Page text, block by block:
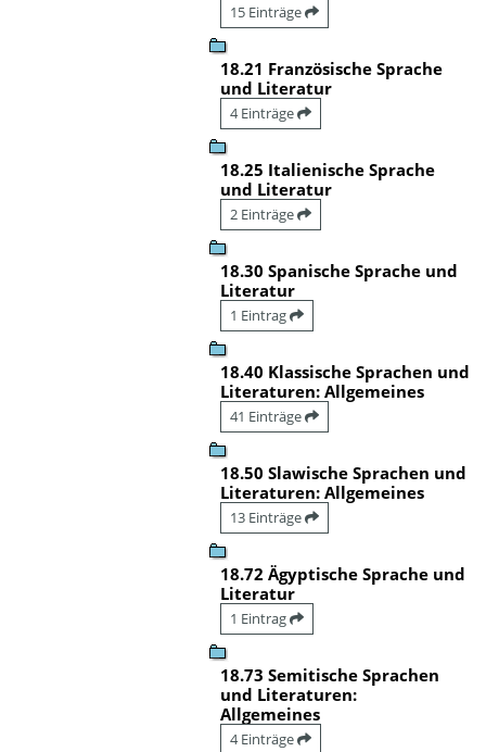
15 Einträge
18.21 Französische Sprache
und Literatur
4 Einträge
18.25 Italienische Sprache
und Literatur
2 Einträge
18.30 Spanische Sprache und
Literatur
1 Eintrag
18.40 Klassische Sprachen und
Literaturen: Allgemeines
41 Einträge
18.50 Slawische Sprachen und
Literaturen: Allgemeines
13 Einträge
18.72 Ägyptische Sprache und
Literatur
1 Eintrag
18.73 Semitische Sprachen
und Literaturen:
Allgemeines
4 Einträge